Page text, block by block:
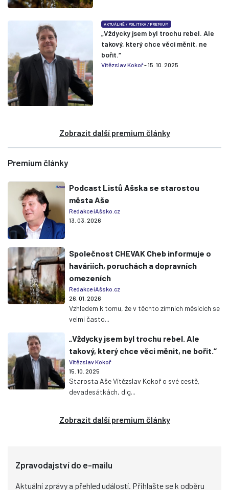
AKTUÁLNĚ /POLITIKA /PREMIUM
„Vždycky jsem byl trochu rebel. Ale
takový, který chce věci měnit, ne
bořit.“
Vítězslav Kokoř- 15. 10. 2025
Zobrazit další premium články
Premium články
Podcast Listů Ašska se starostou
města Aše
Redakce iAšsko.cz
13. 03. 2026
Společnost CHEVAK Cheb informuje o
haváriích, poruchách a dopravních
omezeních
Redakce iAšsko.cz
26. 01. 2026
Vzhledem k tomu, že v těchto zimních měsících se
velmi často...
„Vždycky jsem byl trochu rebel. Ale
takový, který chce věci měnit, ne bořit.“
Vítězslav Kokoř
15. 10. 2025
Starosta Aše Vítězslav Kokoř o své cestě,
devadesátkách, dig...
Zobrazit další premium články
Zpravodajství do e-mailu
Aktuální zprávy a přehled událostí. Přihlašte se k odběru